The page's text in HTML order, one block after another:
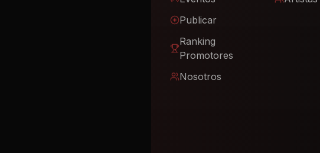
Publicar
Ranking
Promotores
Nosotros